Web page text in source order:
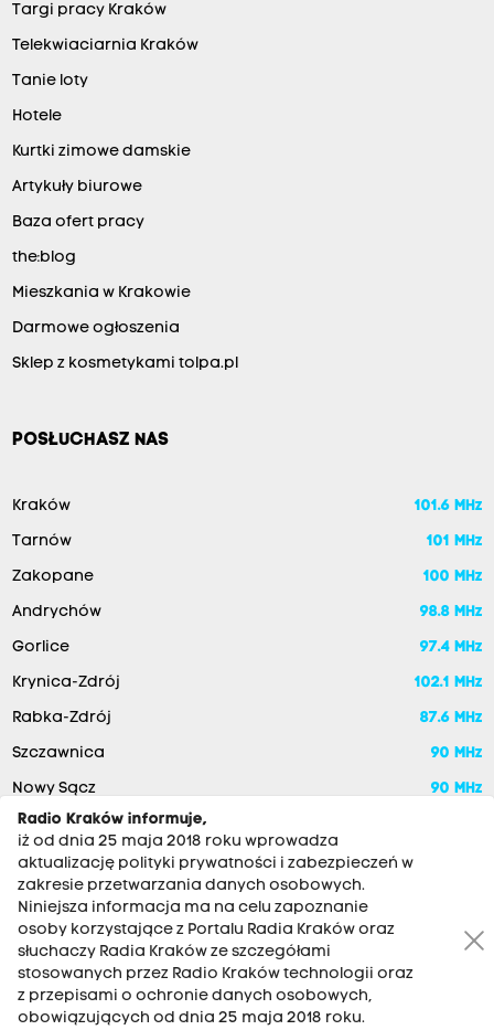
Targi pracy Kraków
Telekwiaciarnia Kraków
Tanie loty
Hotele
Kurtki zimowe damskie
Artykuły biurowe
Baza ofert pracy
the:blog
Mieszkania w Krakowie
Darmowe ogłoszenia
Sklep z kosmetykami tolpa.pl
POSŁUCHASZ NAS
Kraków 101.6 MHz
Tarnów 101 MHz
Zakopane 100 MHz
Andrychów 98.8 MHz
Gorlice 97.4 MHz
Krynica-Zdrój 102.1 MHz
Rabka-Zdrój 87.6 MHz
Szczawnica 90 MHz
Nowy Sącz 90 MHz
RADIO KRAKÓW SA. Aleja Juliusza Słowackiego 22, 30-007
Kraków
Radio Kraków informuje,
iż od dnia 25 maja 2018 roku wprowadza
aktualizację polityki prywatności i zabezpieczeń w
zakresie przetwarzania danych osobowych.
Niniejsza informacja ma na celu zapoznanie
osoby korzystające z Portalu Radia Kraków oraz
słuchaczy Radia Kraków ze szczegółami
stosowanych przez Radio Kraków technologii oraz
z przepisami o ochronie danych osobowych,
obowiązujących od dnia 25 maja 2018 roku.